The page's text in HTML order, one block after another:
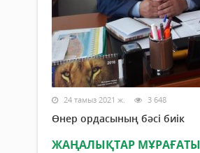
24 тамыз 2021 ж. 3 648
Өнер ордасының бәсі биік
ЖАҢАЛЫҚТАР МҰРАҒАТЫ